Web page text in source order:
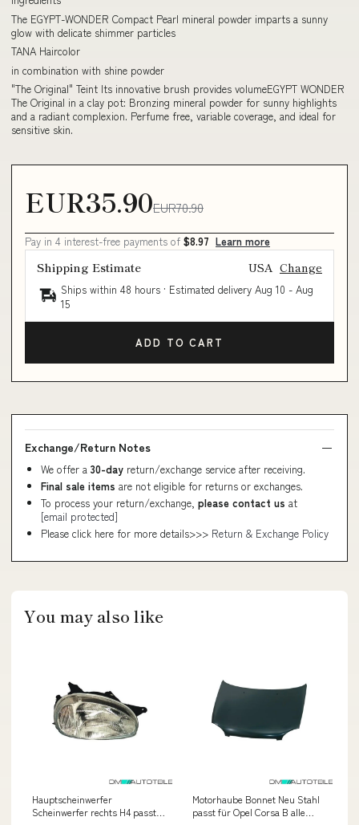
The EGYPT-WONDER Compact Pearl mineral powder imparts a sunny
glow with delicate shimmer particles
TANA Haircolor
in combination with shine powder
"The Original" Teint Its innovative brush provides volumeEGYPT WONDER
The Original in a clay pot: Bronzing mineral powder for sunny highlights
and a radiant complexion. Perfume free, variable coverage, and ideal for
sensitive skin.
EUR35.90EUR70.90
Pay in 4 interest-free payments of $8.97 Learn more
Shipping Estimate USA Change
Ships within 48 hours · Estimated delivery Aug 10 - Aug
15
ADD TO CART
Exchange/Return Notes
We offer a 30-day return/exchange service after receiving.
Final sale items are not eligible for returns or exchanges.
To process your return/exchange, please contact us at
[email protected]
Please click here for more details>>> Return & Exchange Policy
You may also like
Hauptscheinwerfer
Scheinwerfer rechts H4 passt
Motorhaube Bonnet Neu Stahl
passt für Opel Corsa B alle